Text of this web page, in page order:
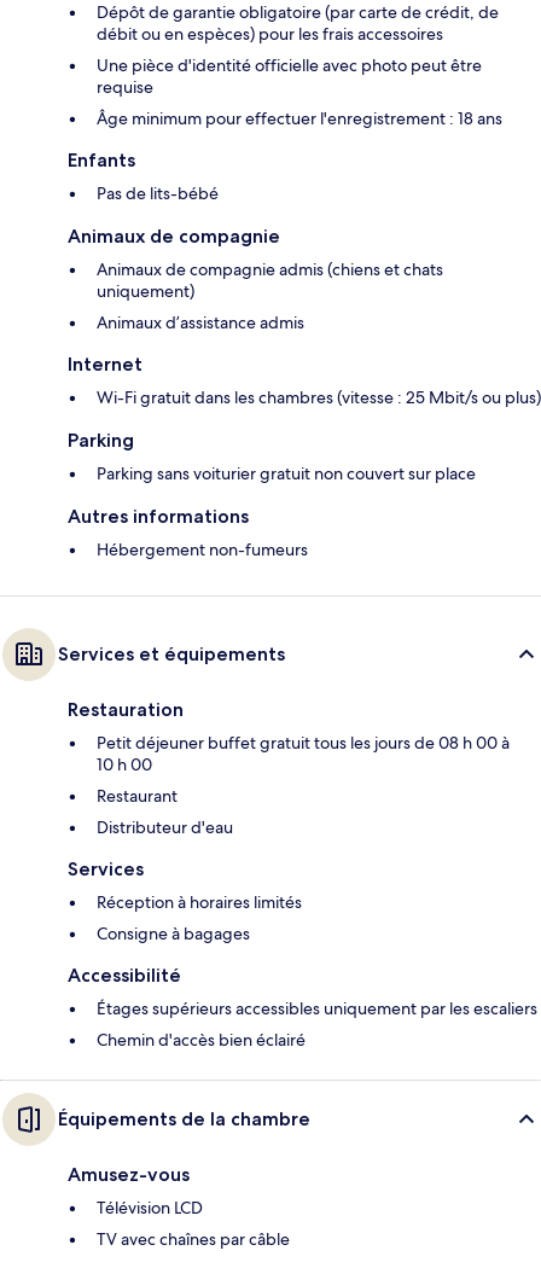
Dépôt de garantie obligatoire (par carte de crédit, de
débit ou en espèces) pour les frais accessoires
Une pièce d'identité officielle avec photo peut être
requise
Âge minimum pour effectuer l'enregistrement : 18 ans
Enfants
Pas de lits-bébé
Animaux de compagnie
Animaux de compagnie admis (chiens et chats
uniquement)
Animaux d’assistance admis
Internet
Wi-Fi gratuit dans les chambres (vitesse : 25 Mbit/s ou plus)
Parking
Parking sans voiturier gratuit non couvert sur place
Autres informations
Hébergement non-fumeurs
Services et équipements
Restauration
Petit déjeuner buffet gratuit tous les jours de 08 h 00 à
10 h 00
Restaurant
Distributeur d'eau
Services
Réception à horaires limités
Consigne à bagages
Accessibilité
Étages supérieurs accessibles uniquement par les escaliers
Chemin d'accès bien éclairé
Équipements de la chambre
Amusez-vous
Télévision LCD
TV avec chaînes par câble